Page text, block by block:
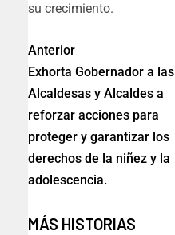
su crecimiento.
Anterior
Exhorta Gobernador a las
Alcaldesas y Alcaldes a
reforzar acciones para
proteger y garantizar los
derechos de la niñez y la
adolescencia.
MÁS HISTORIAS